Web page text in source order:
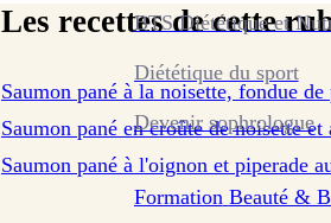
BTS Diététique et
Diététique du sport
Devenir sophrologue
Formation Beauté &
Les recettes de cette
Saumon pané à la noisette, fondue
sur 2 avis
Saumon pané en croûte de noisette
Saumon pané à l'oignon et piperade